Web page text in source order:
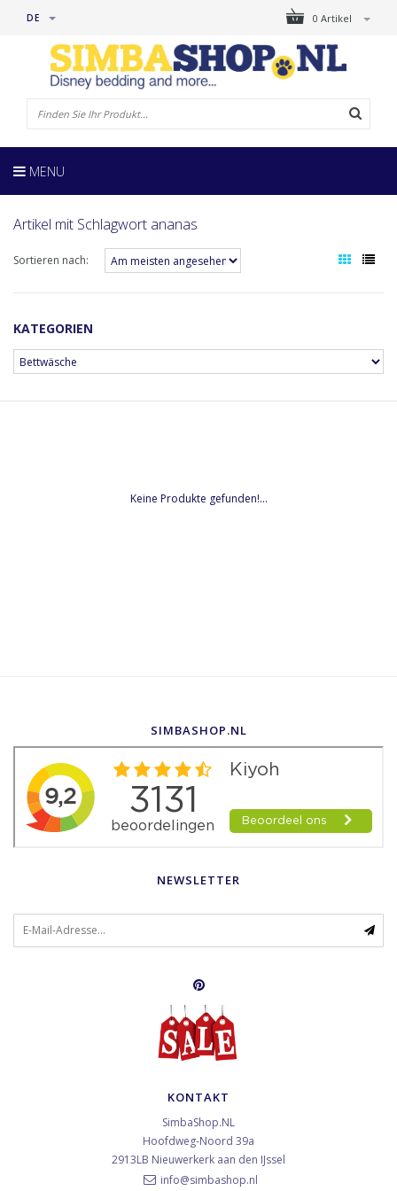
0 Artikel
DE
MENU
Artikel mit Schlagwort ananas
Sortieren nach:
KATEGORIEN
Keine Produkte gefunden!...
SIMBASHOP.NL
NEWSLETTER
KONTAKT
SimbaShop.NL
Hoofdweg-Noord 39a
2913LB Nieuwerkerk aan den IJssel
info@simbashop.nl